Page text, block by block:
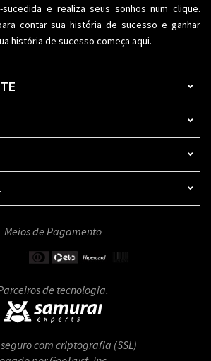
e realiza seus sonhos num clique.
contar sua história de sucesso e ganhar
história de sucesso começa aqui.
Meios de Pagamento
de tecnologia.
com criptografia (SSL)